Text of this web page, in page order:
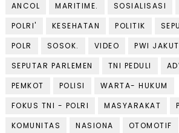
ANCOL
MARITIME. SOSIALISASI
POLRI'
KESEHATAN POLITIK
POLR
SOSOK. VIDEO
PWI JAKUT
SEPUTAR PARLEMEN
TNI PEDULI
PEMKOT
POLISI
WARTA- HUKUM
FOKUS TNI - POLRI
MASYARAKAT P
KOMUNITAS
NASIONA OTOMOTIF